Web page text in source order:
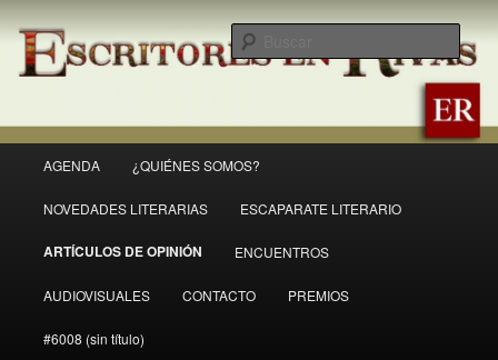
Ir
al
contenido
principal
Ir
al
contenido
secundario
Revista Escritores en Rivas
principal
AGENDA ¿QUIÉNES SOMOS?
NOVEDADES LITERARIAS ESCAPARATE LITERARIO
ARTÍCULOS DE OPINIÓN ENCUENTROS
AUDIOVISUALES CONTACTO PREMIOS
#6008 (sin título)